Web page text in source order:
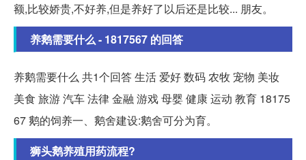
额,比较娇贵,不好养,但是养好了以后还是比较... 朋友。
养鹅需要什么 - 1817567 的回答
养鹅需要什么 共1个回答 生活 爱好 数码 农牧 宠物 美妆
美食 旅游 汽车 法律 金融 游戏 母婴 健康 运动 教育 18175
67 鹅的饲养一、鹅舍建设:鹅舍可分为育。
狮头鹅养殖用药流程?